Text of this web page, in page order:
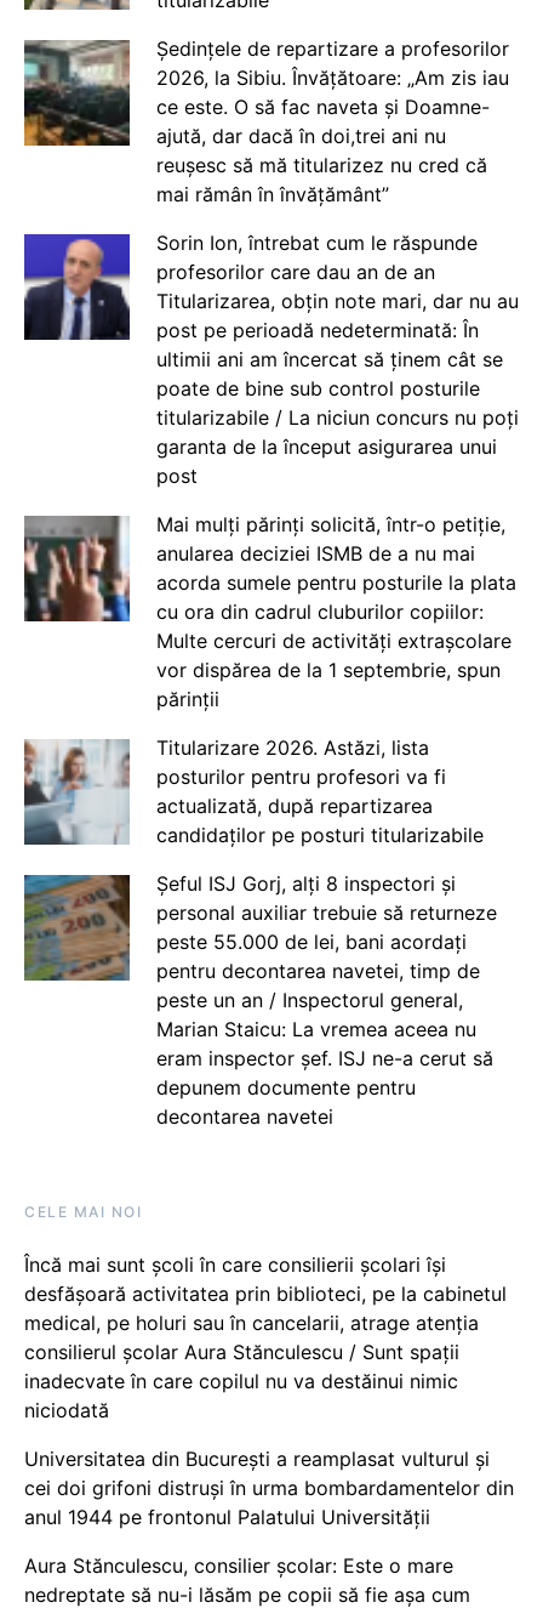
Ședințele de repartizare a profesorilor
2026, la Sibiu. Învățătoare: „Am zis iau
ce este. O să fac naveta și Doamne-
ajută, dar dacă în doi,trei ani nu
reușesc să mă titularizez nu cred că
mai rămân în învățământ”
Sorin Ion, întrebat cum le răspunde
profesorilor care dau an de an
Titularizarea, obțin note mari, dar nu au
post pe perioadă nedeterminată: În
ultimii ani am încercat să ținem cât se
poate de bine sub control posturile
titularizabile / La niciun concurs nu poți
garanta de la început asigurarea unui
post
Mai mulți părinți solicită, într-o petiție,
anularea deciziei ISMB de a nu mai
acorda sumele pentru posturile la plata
cu ora din cadrul cluburilor copiilor:
Multe cercuri de activități extrașcolare
vor dispărea de la 1 septembrie, spun
părinții
Titularizare 2026. Astăzi, lista
posturilor pentru profesori va fi
actualizată, după repartizarea
candidaților pe posturi titularizabile
Șeful ISJ Gorj, alți 8 inspectori și
personal auxiliar trebuie să returneze
peste 55.000 de lei, bani acordați
pentru decontarea navetei, timp de
peste un an / Inspectorul general,
Marian Staicu: La vremea aceea nu
eram inspector șef. ISJ ne-a cerut să
depunem documente pentru
decontarea navetei
CELE MAI NOI
Încă mai sunt școli în care consilierii școlari își
desfășoară activitatea prin biblioteci, pe la cabinetul
medical, pe holuri sau în cancelarii, atrage atenția
consilierul școlar Aura Stănculescu / Sunt spații
inadecvate în care copilul nu va destăinui nimic
niciodată
Universitatea din București a reamplasat vulturul și
cei doi grifoni distruși în urma bombardamentelor din
anul 1944 pe frontonul Palatului Universității
Aura Stănculescu, consilier școlar: Este o mare
nedreptate să nu-i lăsăm pe copii să fie așa cum